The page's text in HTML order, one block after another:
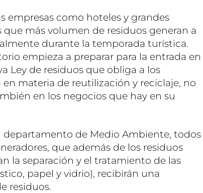
empresas como hoteles y grandes
que más volumen de residuos generan a
durante la temporada turística.
empieza a preparar para la entrada en
Ley de residuos que obliga a los
materia de reutilización y reciclaje, no
en los negocios que hay en su
departamento de Medio Ambiente, todos
que además de los residuos
la separación y el tratamiento de las
papel y vidrio), recibirán una
residuos.